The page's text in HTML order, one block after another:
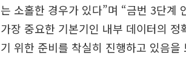
는 소홀한 경우가 있다”며 “금번 3단계
가장 중요한 기본기인 내부 데이터의
기 위한 준비를 착실히 진행하고 있음